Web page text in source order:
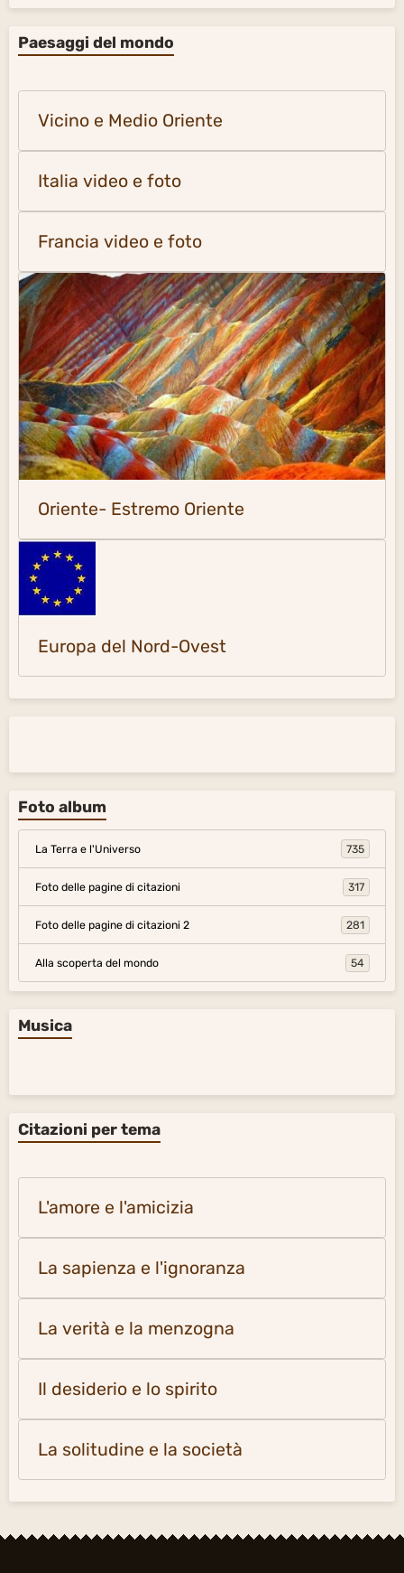
Paesaggi del mondo
Vicino e Medio Oriente
Italia video e foto
Francia video e foto
Oriente- Estremo Oriente
Europa del Nord-Ovest
Foto album
La Terra e l'Universo 735
Foto delle pagine di citazioni 317
Foto delle pagine di citazioni 2 281
Alla scoperta del mondo 54
Musica
Citazioni per tema
L'amore e l'amicizia
La sapienza e l'ignoranza
La verità e la menzogna
Il desiderio e lo spirito
La solitudine e la società